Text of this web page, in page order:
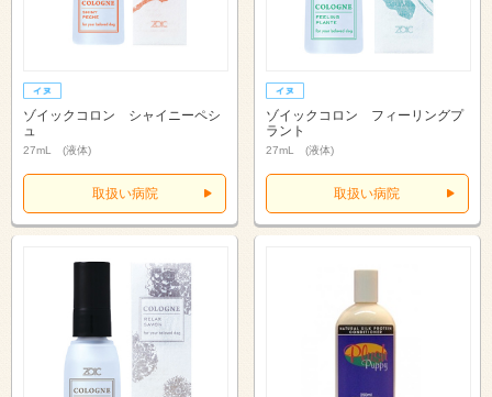
ゾイックコロン シャイニーペシ
ュ
27mL (液体)
取扱い病院
ゾイックコロン フィーリングプ
ラント
27mL (液体)
取扱い病院